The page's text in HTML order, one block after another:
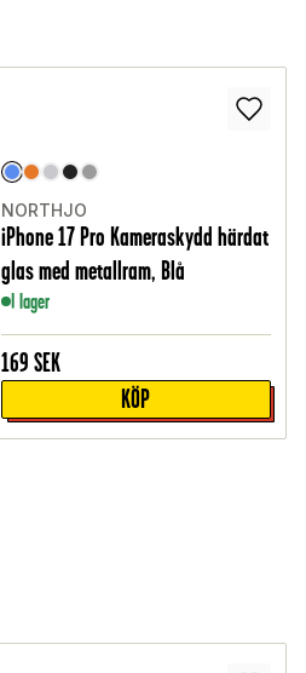
NORTHJO
iPhone 17 Pro Kameraskydd härdat
glas med metallram, Blå
I lager
169 SEK
KÖP